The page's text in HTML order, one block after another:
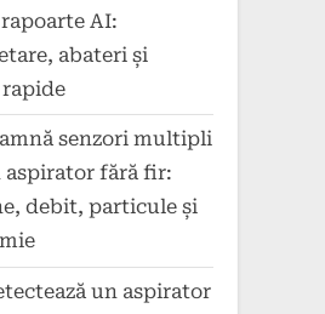
AI:
abateri și
senzori multipli
fără fir:
debit, particule și
un aspirator